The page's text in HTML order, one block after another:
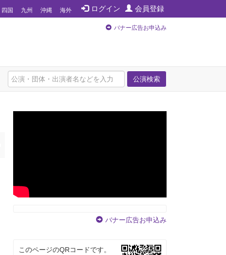
ログイン 会員登録
四国 九州 沖縄 海外
バナー広告お申込み
公演検索
バナー広告お申込み
このページのQRコードです。